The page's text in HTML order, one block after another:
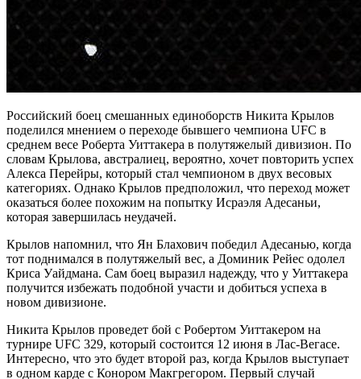
Российский боец смешанных единоборств Никита Крылов
поделился мнением о переходе бывшего чемпиона UFC в
среднем весе Роберта Уиттакера в полутяжелый дивизион. По
словам Крылова, австралиец, вероятно, хочет повторить успех
Алекса Перейры, который стал чемпионом в двух весовых
категориях. Однако Крылов предположил, что переход может
оказаться более похожим на попытку Исраэля Адесаньи,
которая завершилась неудачей.
Крылов напомнил, что Ян Блахович победил Адесанью, когда
тот поднимался в полутяжелый вес, а Доминик Рейес одолел
Криса Уайдмана. Сам боец выразил надежду, что у Уиттакера
получится избежать подобной участи и добиться успеха в
новом дивизионе.
Никита Крылов проведет бой с Робертом Уиттакером на
турнире UFC 329, который состоится 12 июня в Лас-Вегасе.
Интересно, что это будет второй раз, когда Крылов выступает
в одном карде с Конором Макгрегором. Первый случай